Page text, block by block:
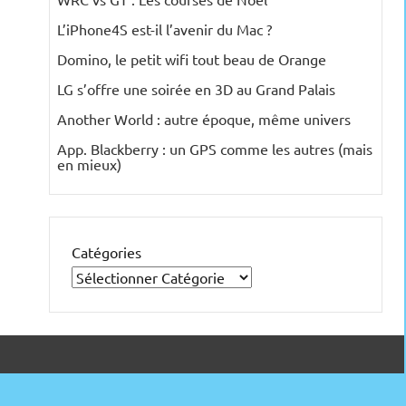
L’iPhone4S est-il l’avenir du Mac ?
Domino, le petit wifi tout beau de Orange
LG s’offre une soirée en 3D au Grand Palais
Another World : autre époque, même univers
App. Blackberry : un GPS comme les autres (mais
en mieux)
Catégories